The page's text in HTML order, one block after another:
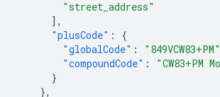
"street_address"
],
"plusCode" :
{
"globalCode" : "849VCW83+PM"
"compoundCode" :
"CW83+PM
}
},